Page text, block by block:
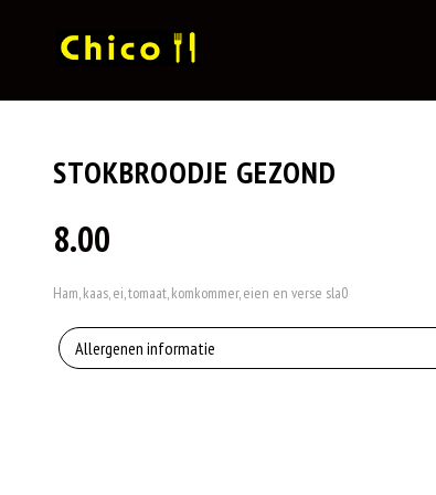
STOKBROODJE GEZOND
8.00
Ham, kaas, ei, tomaat, komkommer, eien en verse sla0
Allergenen informatie